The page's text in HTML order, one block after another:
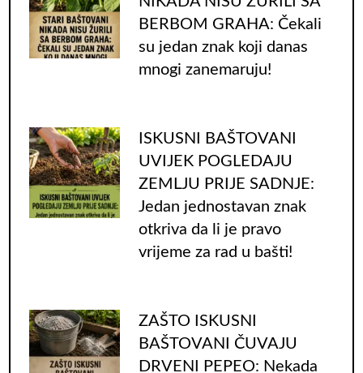
BERBOM GRAHA: Čekali
su jedan znak koji danas
mnogi zanemaruju!
ISKUSNI BAŠTOVANI
UVIJEK POGLEDAJU
ZEMLJU PRIJE SADNJE:
Jedan jednostavan znak
otkriva da li je pravo
vrijeme za rad u bašti!
ZAŠTO ISKUSNI
BAŠTOVANI ČUVAJU
DRVENI PEPEO: Nekada